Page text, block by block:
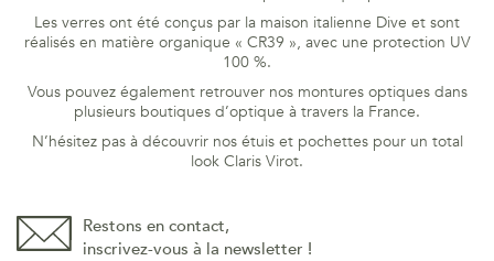
Les verres ont été conçus par la maison italienne Dive et sont
réalisés en matière organique « CR39 », avec une protection UV
100 %.
Vous pouvez également retrouver nos montures optiques dans
plusieurs boutiques d’optique à travers la France.
N’hésitez pas à découvrir nos étuis et pochettes pour un total
look Claris Virot.
Restons en contact,
inscrivez-vous à la newsletter !